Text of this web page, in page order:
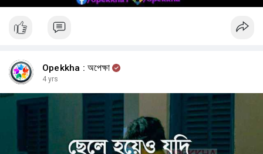
Opekkha : অপেক্ষা
4 yrs